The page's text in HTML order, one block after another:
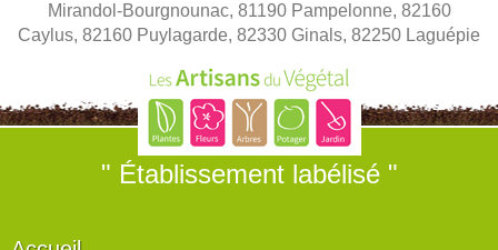
Mirandol-Bourgnounac, 81190 Pampelonne, 82160
Caylus, 82160 Puylagarde, 82330 Ginals, 82250 Laguépie
" Établissement labélisé "